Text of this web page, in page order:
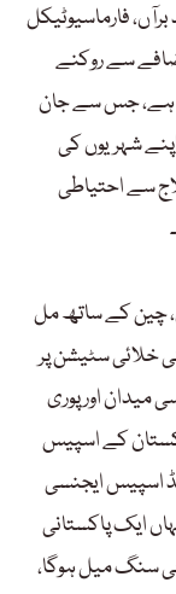
فارماسیوٹیکل
سے روکنے
ہے، جس سے جان
شہریوں کی
سے احتیاطی
چین کے ساتھ مل
خلائی سٹیشن پر
میدان اور پوری
کے اسپیس
اسپیس ایجنسی
ایک پاکستانی
سنگ میل ہوگا،